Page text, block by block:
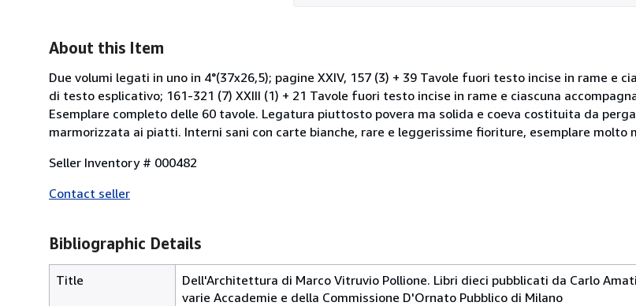
About this Item
Due volumi legati in uno in 4°(37x26,5); pagine XXIV, 157 (3) + 39 Tavole fuori testo incise in rame e
di testo esplicativo; 161-321 (7) XXIII (1) + 21 Tavole fuori testo incise in rame e ciascuna
Esemplare completo delle 60 tavole. Legatura piuttosto povera ma solida e coeva costituita da
marmorizzata ai piatti. Interni sani con carte bianche, rare e leggerissime fioriture, esemplare molto
Seller Inventory # 000482
Contact seller
Bibliographic Details
Title
Dell'Architettura di Marco Vitruvio Pollione. Libri dieci pubblicati da Carlo
varie Accademie e della Commissione D'Ornato Pubblico di Milano